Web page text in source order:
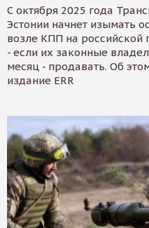
С октября 2025 года
Эстонии начнет изымать
возле КПП на российской
- если их законные
месяц - продавать. Об
издание ERR